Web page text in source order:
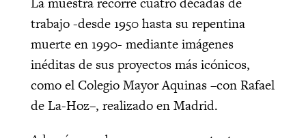
trabajo -desde 1950 hasta su repentina
muerte en 1990- mediante imágenes
inéditas de sus proyectos más icónicos,
como el Colegio Mayor Aquinas –con Rafael
de La-Hoz–, realizado en Madrid.